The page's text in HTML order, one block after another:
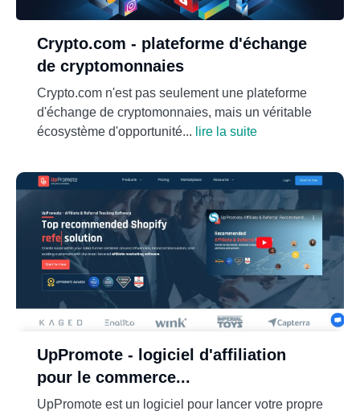
Crypto.com - plateforme d'échange
de cryptomonnaies
Crypto.com n'est pas seulement une plateforme
d'échange de cryptomonnaies, mais un véritable
écosystème d'opportunité... lire la suite
UpPromote - logiciel d'affiliation
pour le commerce...
UpPromote est un logiciel pour lancer votre propre